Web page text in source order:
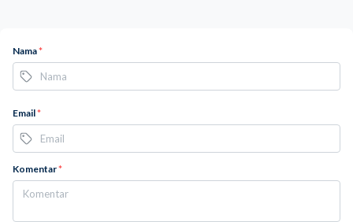
Nama*
Email*
Komentar*